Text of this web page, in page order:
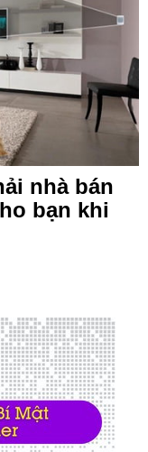
nhà bán
bạn khi